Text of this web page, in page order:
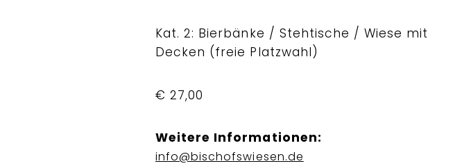
Kat. 2: Bierbänke / Stehtische / Wiese mit
Decken (freie Platzwahl)
€ 27,00
Weitere Informationen:
info@bischofswiesen.de